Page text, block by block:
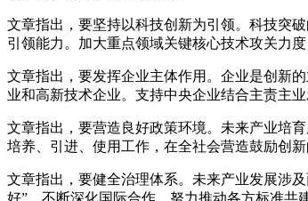
文章指出，要坚持以科技创新为引领。科技突
引领能力。加大重点领域关键核心技术攻关力
文章指出，要发挥企业主体作用。企业是创新
业和高新技术企业。支持中央企业结合主责主
文章指出，要营造良好政策环境。未来产业培
培养、引进、使用工作，在全社会营造鼓励创
文章指出，要健全治理体系。未来产业发展涉
好”。不断深化国际合作，努力推动各方标准共